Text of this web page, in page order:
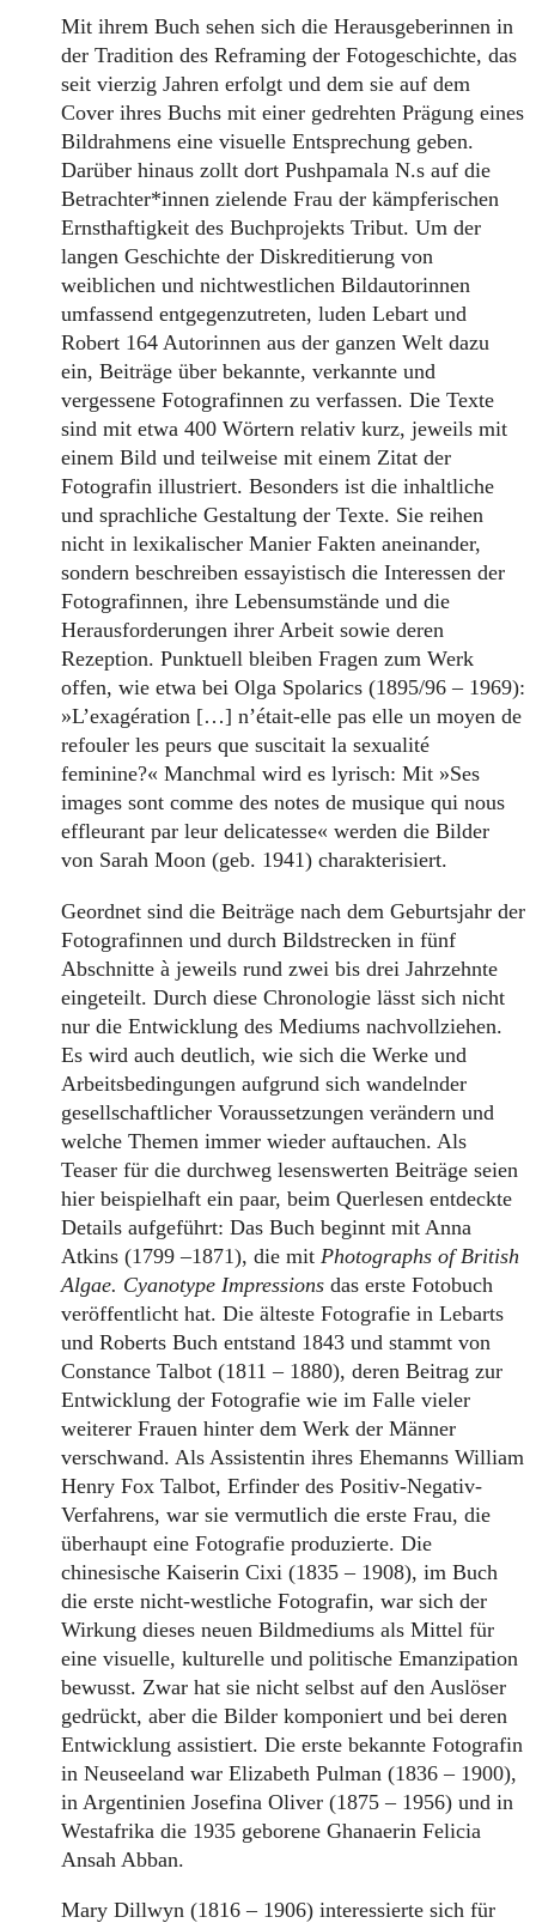
Mit ihrem Buch sehen sich die Herausgeberinnen in
der Tradition des Reframing der Fotogeschichte, das
seit vierzig Jahren erfolgt und dem sie auf dem
Cover ihres Buchs mit einer gedrehten Prägung eines
Bildrahmens eine visuelle Entsprechung geben.
Darüber hinaus zollt dort Pushpamala N.s auf die
Betrachter*innen zielende Frau der kämpferischen
Ernsthaftigkeit des Buchprojekts Tribut. Um der
langen Geschichte der Diskreditierung von
weiblichen und nichtwestlichen Bildautorinnen
umfassend entgegenzutreten, luden Lebart und
Robert 164 Autorinnen aus der ganzen Welt dazu
ein, Beiträge über bekannte, verkannte und
vergessene Fotografinnen zu verfassen. Die Texte
sind mit etwa 400 Wörtern relativ kurz, jeweils mit
einem Bild und teilweise mit einem Zitat der
Fotografin illustriert. Besonders ist die inhaltliche
und sprachliche Gestaltung der Texte. Sie reihen
nicht in lexikalischer Manier Fakten aneinander,
sondern beschreiben essayistisch die Interessen der
Fotografinnen, ihre Lebensumstände und die
Herausforderungen ihrer Arbeit sowie deren
Rezeption. Punktuell bleiben Fragen zum Werk
offen, wie etwa bei Olga Spolarics (1895/96 – 1969):
»L’exagération […] n’était-elle pas elle un moyen de
refouler les peurs que suscitait la sexualité
feminine?« Manchmal wird es lyrisch: Mit »Ses
images sont comme des notes de musique qui nous
effleurant par leur delicatesse« werden die Bilder
von Sarah Moon (geb. 1941) charakterisiert.
Geordnet sind die Beiträge nach dem Geburtsjahr der
Fotografinnen und durch Bildstrecken in fünf
Abschnitte à jeweils rund zwei bis drei Jahrzehnte
eingeteilt. Durch diese Chronologie lässt sich nicht
nur die Entwicklung des Mediums nachvollziehen.
Es wird auch deutlich, wie sich die Werke und
Arbeitsbedingungen aufgrund sich wandelnder
gesellschaftlicher Voraussetzungen verändern und
welche Themen immer wieder auftauchen. Als
Teaser für die durchweg lesenswerten Beiträge seien
hier beispielhaft ein paar, beim Querlesen entdeckte
Details aufgeführt: Das Buch beginnt mit Anna
Atkins (1799 –1871), die mit Photographs of British
Algae. Cyanotype Impressions das erste Fotobuch
veröffentlicht hat. Die älteste Fotografie in Lebarts
und Roberts Buch entstand 1843 und stammt von
Constance Talbot (1811 – 1880), deren Beitrag zur
Entwicklung der Fotografie wie im Falle vieler
weiterer Frauen hinter dem Werk der Männer
verschwand. Als Assistentin ihres Ehemanns William
Henry Fox Talbot, Erfinder des Positiv-Negativ-
Verfahrens, war sie vermutlich die erste Frau, die
überhaupt eine Fotografie produzierte. Die
chinesische Kaiserin Cixi (1835 – 1908), im Buch
die erste nicht-westliche Fotografin, war sich der
Wirkung dieses neuen Bildmediums als Mittel für
eine visuelle, kulturelle und politische Emanzipation
bewusst. Zwar hat sie nicht selbst auf den Auslöser
gedrückt, aber die Bilder komponiert und bei deren
Entwicklung assistiert. Die erste bekannte Fotografin
in Neuseeland war Elizabeth Pulman (1836 – 1900),
in Argentinien Josefina Oliver (1875 – 1956) und in
Westafrika die 1935 geborene Ghanaerin Felicia
Ansah Abban.
Mary Dillwyn (1816 – 1906) interessierte sich für